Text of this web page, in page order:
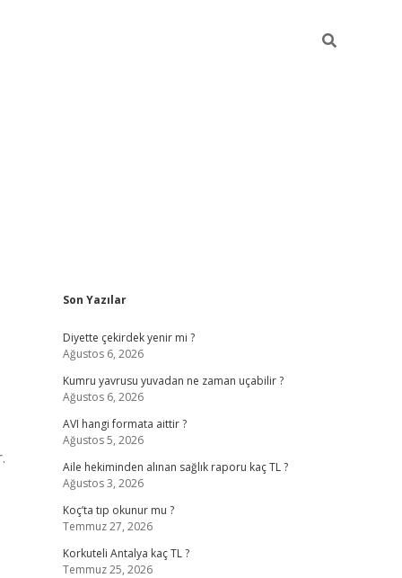
Sidebar
Son Yazılar
Diyette çekirdek yenir mi ?
Ağustos 6, 2026
Kumru yavrusu yuvadan ne zaman uçabilir ?
Ağustos 6, 2026
AVI hangi formata aittir ?
Ağustos 5, 2026
Aile hekiminden alınan sağlık raporu kaç TL ?
Ağustos 3, 2026
Koç’ta tıp okunur mu ?
Temmuz 27, 2026
Korkuteli Antalya kaç TL ?
Temmuz 25, 2026